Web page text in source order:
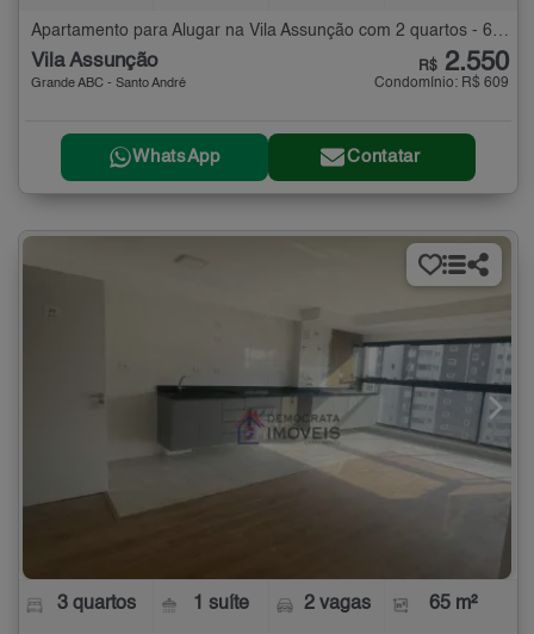
Vila Assunção
Grande ABC - Santo André
R$ 2.550
Condomínio: R$ 609
WhatsApp Contatar
3 quartos 1 suíte 2 vagas 65 m²